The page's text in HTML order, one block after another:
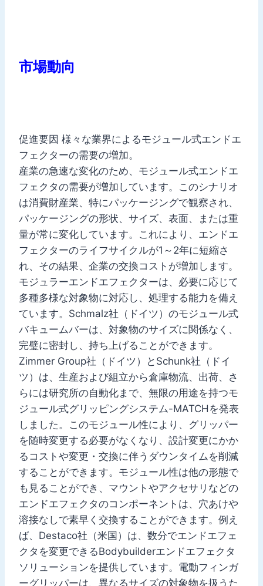
市場動向
促進要因 様々な業界によるモジュール式エンドエ
フェクターの需要の増加。
産業の急速な変化のため、モジュール式エンドエ
フェクタの需要が増加しています。このシナリオ
は消費財産業、特にパッケージングで観察され、
パッケージングの形状、サイズ、表面、または重
量が常に変化しています。これにより、エンドエ
フェクターのライフサイクルが1～2年に短縮さ
れ、その結果、企業の交換コストが増加します。
モジュラーエンドエフェクターは、必要に応じて
多種多様な対象物に対応し、処理する能力を備え
ています。Schmalz社（ドイツ）のモジュール式
バキュームバーは、対象物のサイズに関係なく、
完璧に密封し、持ち上げることができます。
Zimmer Group社（ドイツ）とSchunk社（ドイ
ツ）は、生産および組立から倉庫物流、出荷、さ
らには研究所の自動化まで、無限の用途を持つモ
ジュール式グリッピングシステム-MATCHを発表
しました。このモジュール性により、グリッパー
を随時変更する必要がなくなり、設計変更にかか
るコストや変更・交換に伴うダウンタイムを削減
することができます。モジュール性は他の形態で
も見ることができ、マウントやアクセサリなどの
エンドエフェクタのコンポーネントは、穴あけや
溶接なしで素早く交換することができます。例え
ば、Destaco社（米国）は、数分でエンドエフェ
クタを変更できるBodybuilderエンドエフェクタ
ソリューションを提供しています。電動フィンガ
ーグリッパーは、異なるサイズの対象物を扱うた